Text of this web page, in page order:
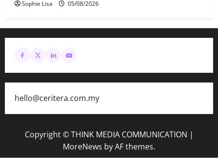
Sophie Lisa 05/08/2026
hello@ceritera.com.my
Copyright © THINK MEDIA COMMUNICATION |
MoreNews by AF themes.